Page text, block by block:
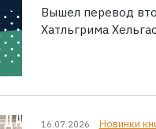
Вышел перевод
Хатльгрима
16.07.2026 Новинки